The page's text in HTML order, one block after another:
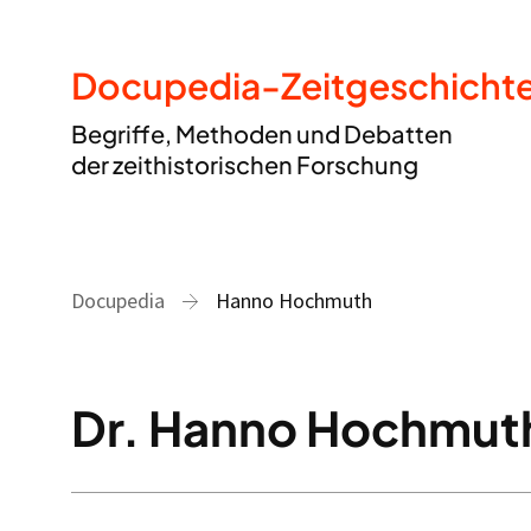
Docupedia-
Begriffe, Methoden und Debatten
der zeithistorischen Forschung
Docupedia Hanno Hochmuth
Dr. Hanno